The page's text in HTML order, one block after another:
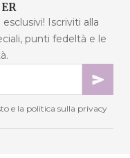
Iscriviti alla
punti fedeltà e le
e la politica sulla privacy